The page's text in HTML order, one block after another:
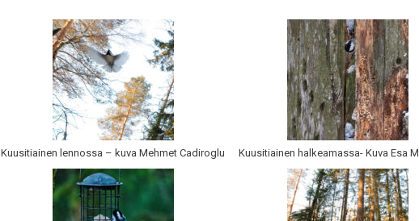
Kuusitiainen lennossa – kuva Mehmet Cadiroglu Kuusitiainen halkeamassa- Kuva Esa